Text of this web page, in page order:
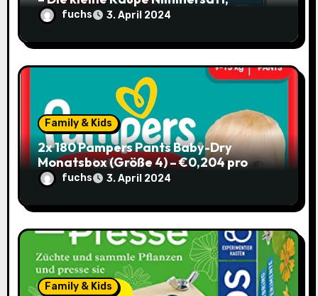
Hörbuch für Kinder ab 3 / mit Coupon
fuchs 3. April 2024
Family & Kids
2x 180 Pampers Pants Baby-Dry
Monatsbox (Größe 4) – €0,204 pro
Pants (Sparabo) – Spare €38,39
fuchs 3. April 2024
Family & Kids